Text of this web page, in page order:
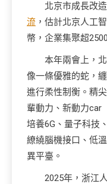
北京市成長改
流 ，估計北京人工
幣，企業集聚超
本年兩會上，
像一條優雅的蛇，
進行柔性制衡。精
輩動力、新動力car
培養6G、量子科技
繚繞腦機接口、低
異平臺。
2025年，浙江